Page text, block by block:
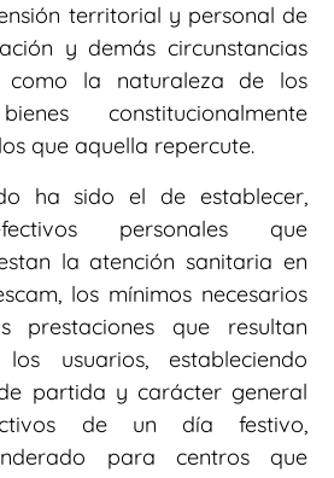
territorial y personal de
y demás circunstancias
como la naturaleza de los
constitucionalmente
que aquella repercute.
ha sido el de establecer,
personales que
la atención sanitaria en
los mínimos necesarios
prestaciones que resultan
usuarios, estableciendo
partida y carácter general
de un día festivo,
para centros que